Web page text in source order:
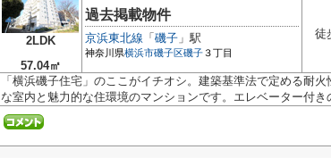
2LDK
57.04㎡
過去掲載物件
京浜東北線 「 磯子 」駅
神奈川県横浜市磯子区磯子３丁目
徒
「横浜磯子住宅」のここがイチオシ。建築基準法で定める耐
な室内と魅力的な住環境のマンションです。エレベーター付き